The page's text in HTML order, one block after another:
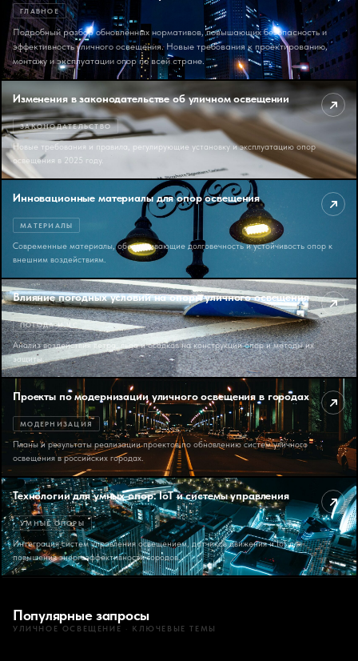
ГЛАВНОЕ
Подробный разбор обновлённых нормативов, повышающих безопасность и
эффективность уличного освещения. Новые требования к проектированию,
монтажу и эксплуатации опор по всей стране.
Изменения в законодательстве об уличном освещении
ЗАКОНОДАТЕЛЬСТВО
Новые требования и правила, регулирующие установку и эксплуатацию опор
освещения в 2025 году.
Инновационные материалы для опор освещения
МАТЕРИАЛЫ
Современные материалы, обеспечивающие долговечность и устойчивость опор к
внешним воздействиям.
Влияние погодных условий на опоры уличного освещения
ПОГОДА И ЧС
Анализ воздействия ветра, льда и осадков на конструкции опор и методы их
защиты.
Проекты по модернизации уличного освещения в городах
МОДЕРНИЗАЦИЯ
Планы и результаты реализации проектов по обновлению систем уличного
освещения в российских городах.
Технологии для умных опор: IoT и системы управления
УМНЫЕ ОПОРЫ
Интеграция систем управления освещением, датчиков движения и IoT для
повышения энергоэффективности городов.
Популярные запросы
УЛИЧНОЕ ОСВЕЩЕНИЕ · КЛЮЧЕВЫЕ ТЕМЫ